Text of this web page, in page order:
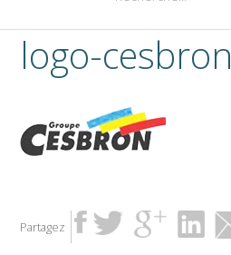
logo-cesbron
Partagez